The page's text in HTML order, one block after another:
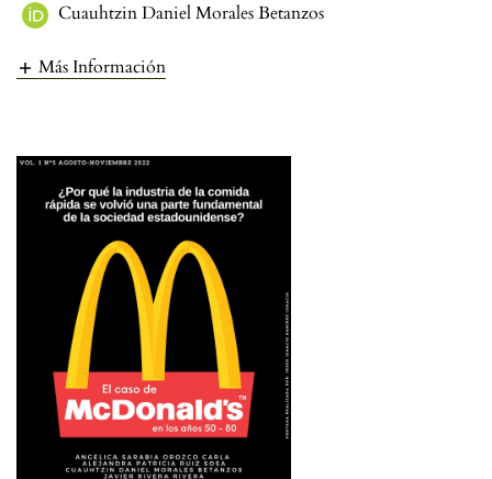
Cuauhtzin Daniel Morales Betanzos
Más Información